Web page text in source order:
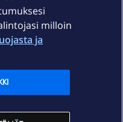
milloin
ja